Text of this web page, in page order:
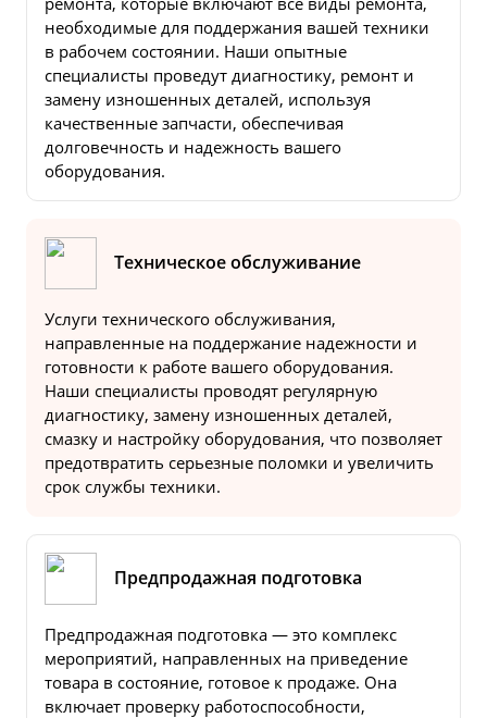
необходимые для поддержания вашей техники
в рабочем состоянии. Наши опытные
специалисты проведут диагностику, ремонт и
замену изношенных деталей, используя
качественные запчасти, обеспечивая
долговечность и надежность вашего
оборудования.
Техническое обслуживание
Услуги технического обслуживания,
направленные на поддержание надежности и
готовности к работе вашего оборудования.
Наши специалисты проводят регулярную
диагностику, замену изношенных деталей,
смазку и настройку оборудования, что позволяет
предотвратить серьезные поломки и увеличить
срок службы техники.
Предпродажная подготовка
Предпродажная подготовка — это комплекс
мероприятий, направленных на приведение
товара в состояние, готовое к продаже. Она
включает проверку работоспособности,